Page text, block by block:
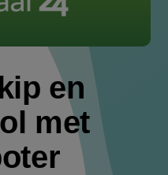
en
met